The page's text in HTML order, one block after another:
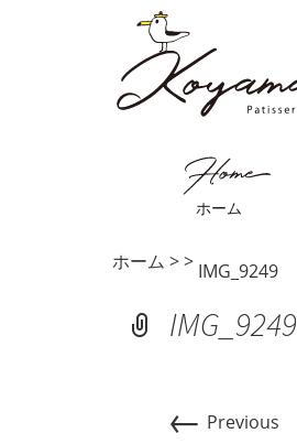
ホーム
ホーム >> IMG_9249
IMG_9249
← Previous